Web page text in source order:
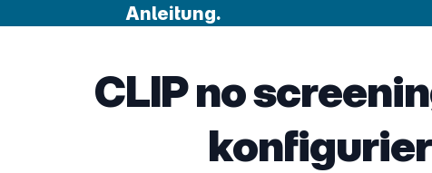
Anleitung.
CLIP no